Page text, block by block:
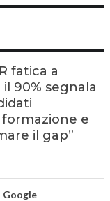
fatica a
90% segnala
formazione e
il gap”
Google